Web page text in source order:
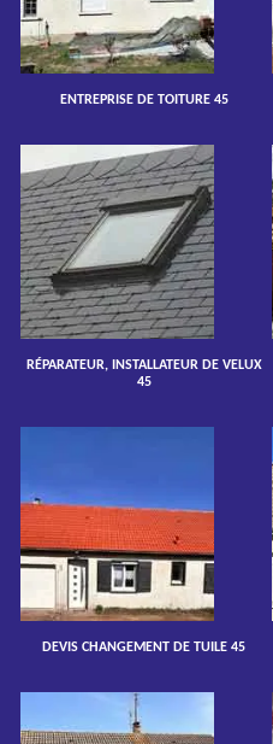
ENTREPRISE DE TOITURE 45
RÉPARATEUR, INSTALLATEUR DE VELUX
45
DEVIS CHANGEMENT DE TUILE 45